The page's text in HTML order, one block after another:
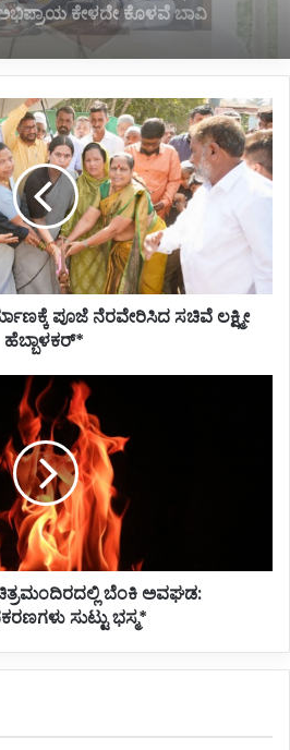
ಪೂಜೆ ನೆರವೇರಿಸಿದ ಸಚಿವೆ ಲಕ್ಷ್ಮೀ
ಹೆಬ್ಬಾಳಕರ್‌*
ಚಿತ್ರಮಂದಿರದಲ್ಲಿ ಬೆಂಕಿ ಅವಘಡ:
ಸುಟ್ಟು ಭಸ್ಮ*